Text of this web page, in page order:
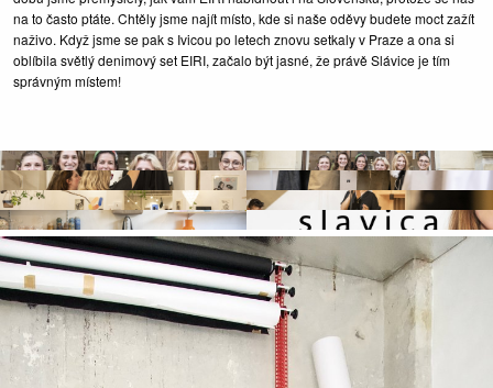
na to často ptáte. Chtěly jsme najít místo, kde si naše oděvy budete moct zažít
naživo. Když jsme se pak s Ivicou po letech znovu setkaly v Praze a ona si
oblíbila světlý denimový set EIRI, začalo být jasné, že právě Slávice je tím
správným místem!